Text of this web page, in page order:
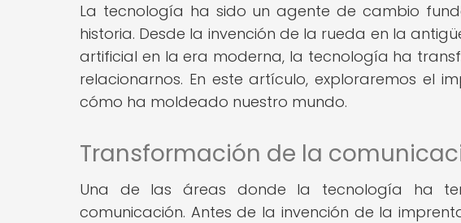
La tecnología ha sido un agente de cambio
historia. Desde la invención de la rueda en la
artificial en la era moderna, la tecnología ha
relacionarnos. En este artículo, exploraremos el
cómo ha moldeado nuestro mundo.
Transformación de la
Una de las áreas donde la tecnología ha
comunicación. Antes de la invención de la